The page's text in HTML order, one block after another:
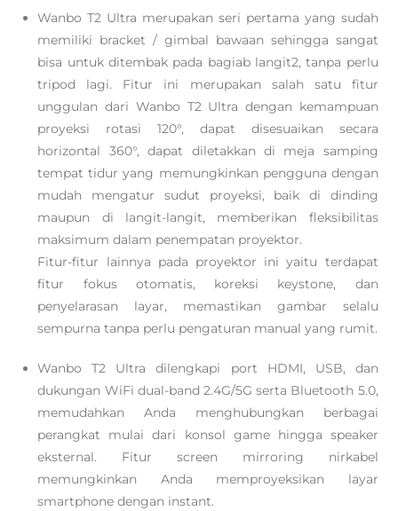
Wanbo T2 Ultra merupakan seri pertama yang sudah
memiliki bracket / gimbal bawaan sehingga sangat
bisa untuk ditembak pada bagiab langit2, tanpa perlu
tripod lagi. Fitur ini merupakan salah satu fitur
unggulan dari Wanbo T2 Ultra dengan kemampuan
proyeksi rotasi 120°, dapat disesuaikan secara
horizontal 360°, dapat diletakkan di meja samping
tempat tidur yang memungkinkan pengguna dengan
mudah mengatur sudut proyeksi, baik di dinding
maupun di langit-langit, memberikan fleksibilitas
maksimum dalam penempatan proyektor.
Fitur-fitur lainnya pada proyektor ini yaitu terdapat
fitur fokus otomatis, koreksi keystone, dan
penyelarasan layar, memastikan gambar selalu
sempurna tanpa perlu pengaturan manual yang rumit.
Wanbo T2 Ultra dilengkapi port HDMI, USB, dan
dukungan WiFi dual-band 2.4G/5G serta Bluetooth 5.0,
memudahkan Anda menghubungkan berbagai
perangkat mulai dari konsol game hingga speaker
eksternal. Fitur screen mirroring nirkabel
memungkinkan Anda memproyeksikan layar
smartphone dengan instant.